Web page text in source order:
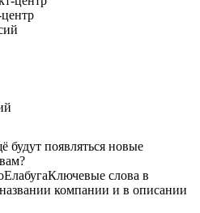
будут появляться новые
ЕлабугаКлючевые слова в
компании и в описании